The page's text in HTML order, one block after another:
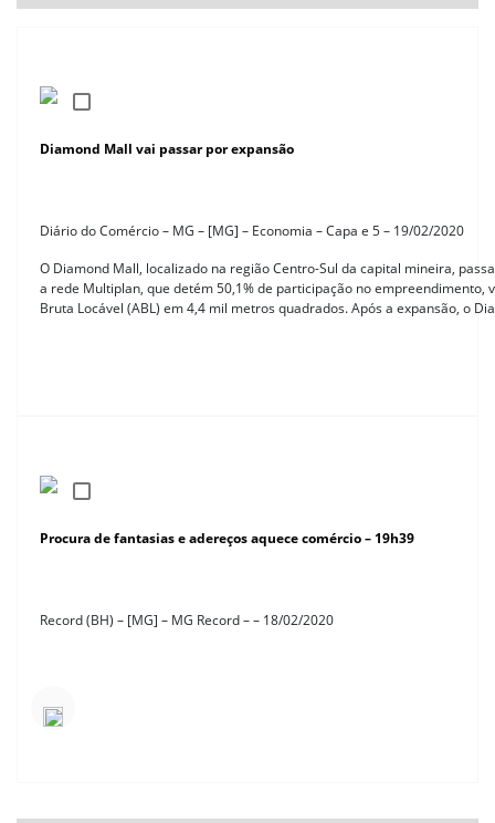
Diamond Mall vai passar por expansão
Diário do Comércio – MG – [MG] – Economia – Capa e 5 – 19/02/2020
O Diamond Mall, localizado na região Centro-Sul da capital mineira,
a rede Multiplan, que detém 50,1% de participação no
Bruta Locável (ABL) em 4,4 mil metros quadrados. Após a expansão, o
Procura de fantasias e adereços aquece comércio – 19h39
Record (BH) – [MG] – MG Record – – 18/02/2020